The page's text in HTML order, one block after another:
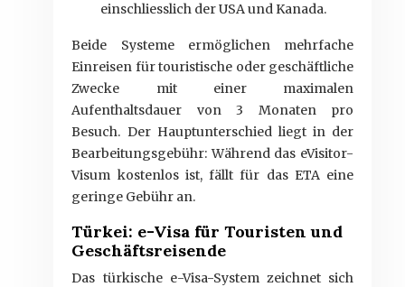
einschliesslich der USA und Kanada.
Beide Systeme ermöglichen mehrfache
Einreisen für touristische oder geschäftliche
Zwecke mit einer maximalen
Aufenthaltsdauer von 3 Monaten pro
Besuch. Der Hauptunterschied liegt in der
Bearbeitungsgebühr: Während das eVisitor-
Visum kostenlos ist, fällt für das ETA eine
geringe Gebühr an.
Türkei: e-Visa für Touristen und
Geschäftsreisende
Das türkische e-Visa-System zeichnet sich